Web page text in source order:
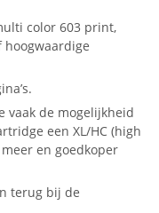
color 603 print,
vaak de mogelijkheid
een XL/HC (high
en goedkoper
terug bij de